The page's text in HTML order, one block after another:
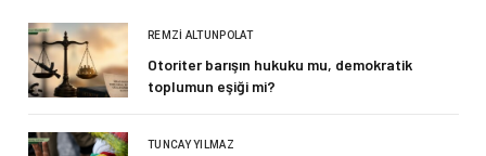
REMZI ALTUNPOLAT
Otoriter barışın hukuku mu, demokratik
toplumun eşiği mi?
TUNCAY YILMAZ